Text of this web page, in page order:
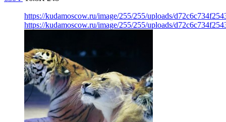
https://kudamoscow.ru/image/255/255/uploads/
https://kudamoscow.ru/image/255/255/uploads/